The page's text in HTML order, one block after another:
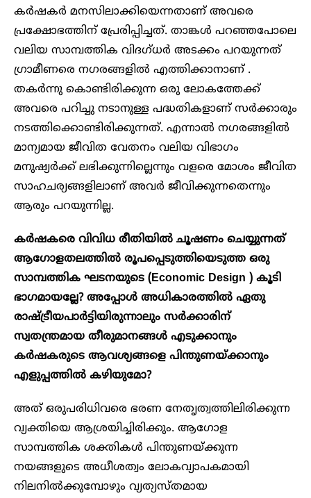
കർഷകർ മനസിലാക്കിയെന്നതാണ് അവരെ
പ്രക്ഷോഭത്തിന്‌ പ്രേരിപ്പിച്ചത്. താങ്കൾ പറഞ്ഞപോലെ
വലിയ സാമ്പത്തിക വിദഗ്‌ധർ അടക്കം പറയുന്നത്
ഗ്രാമീണരെ നഗരങ്ങളിൽ എത്തിക്കാനാണ് .
തകർന്നു കൊണ്ടിരിക്കുന്ന ഒരു ലോകത്തേക്ക്
അവരെ പറിച്ചു നടാനുള്ള പദ്ധതികളാണ് സർക്കാരും
നടത്തിക്കൊണ്ടിരിക്കുന്നത്. എന്നാൽ നഗരങ്ങളിൽ
മാന്യമായ ജീവിത വേതനം വലിയ വിഭാഗം
മനുഷ്യർക്ക് ലഭിക്കുന്നില്ലെന്നും വളരെ മോശം ജീവിത
സാഹചര്യങ്ങളിലാണ് അവർ ജീവിക്കുന്നതെന്നും
ആരും പറയുന്നില്ല.
കർഷകരെ വിവിധ രീതിയിൽ ചൂഷണം ചെയ്യുന്നത്
ആഗോളതലത്തിൽ രൂപപ്പെടുത്തിയെടുത്ത ഒരു
സാമ്പത്തിക ഘടനയുടെ (Economic Design ) കൂടി
ഭാഗമായല്ലേ? അപ്പോൾ അധികാരത്തിൽ ഏതു
രാഷ്ട്രീയപാർട്ടിയിരുന്നാലും സർക്കാരിന്
സ്വതന്ത്രമായ തീരുമാനങ്ങൾ എടുക്കാനും
കർഷകരുടെ ആവശ്യങ്ങളെ പിന്തുണയ്ക്കാനും
എളുപ്പത്തിൽ കഴിയുമോ?
അത് ഒരുപരിധിവരെ ഭരണ നേതൃത്വത്തിലിരിക്കുന്ന
വ്യക്തിയെ ആശ്രയിച്ചിരിക്കും. ആഗോള
സാമ്പത്തിക ശക്തികൾ പിന്തുണയ്ക്കുന്ന
നയങ്ങളുടെ അധീശത്വം ലോകവ്യാപകമായി
നിലനിൽക്കുമ്പോഴും വ്യത്യസ്തമായ